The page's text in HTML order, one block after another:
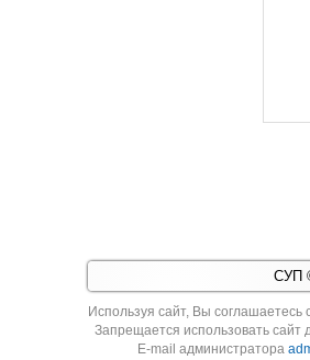
СУП
Используя cайт, Вы соглашаетесь
Запрещается использовать сайт
E-mail администратора